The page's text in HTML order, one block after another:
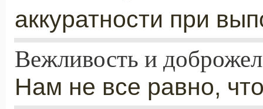
аккуратности при
Вежливость и
Нам не все равно,